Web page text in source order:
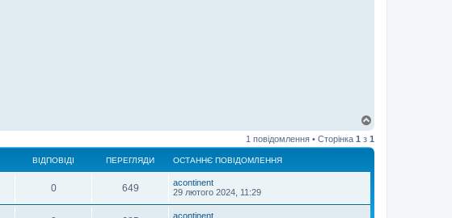
г
о
1 повідомлення • Сторінка 1 з 1
ВІДПОВІДІ ПЕРЕГЛЯДИ ОСТАННЄ ПОВІДОМЛЕННЯ
0 649
acontinent
29 лютого 2024, 11:29
acontinent